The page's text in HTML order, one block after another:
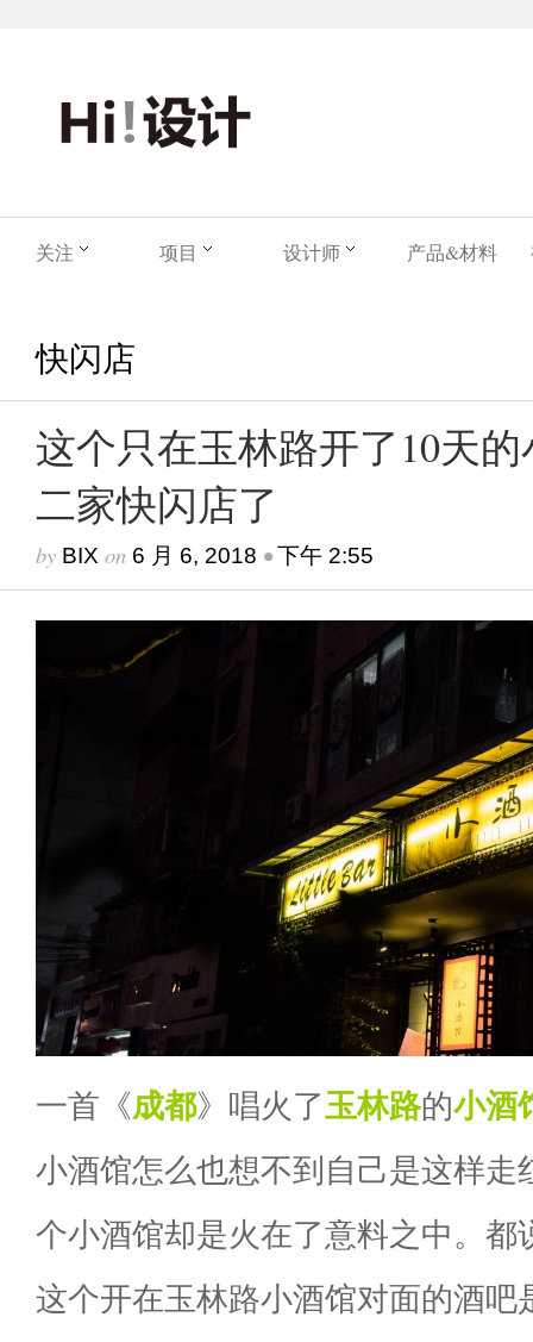
关注 项目 设计师 产品&材料
快闪店
这个只在玉林路开了10天
二家快闪店了
by BIX on 6 月 6, 2018 •下午 2:55
一首《成都》唱火了玉林路的小酒
小酒馆怎么也想不到自己是这样走
个小酒馆却是火在了意料之中。都
这个开在玉林路小酒馆对面的酒吧